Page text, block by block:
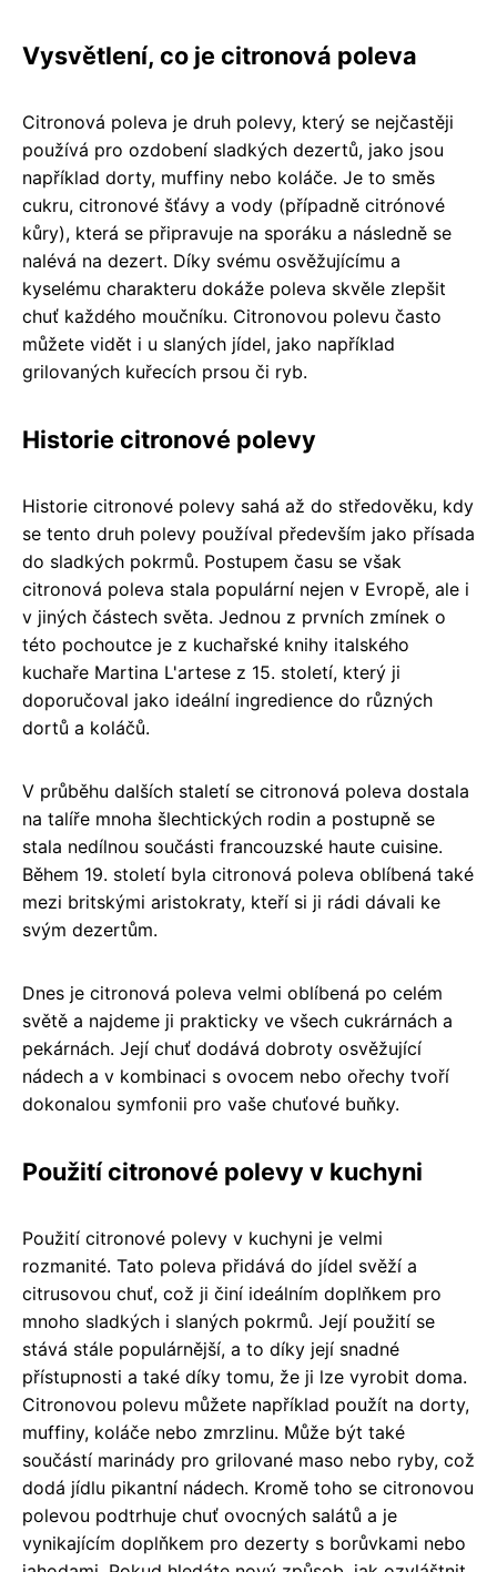
Vysvětlení, co je citronová poleva
Citronová poleva je druh polevy, který se nejčastěji
používá pro ozdobení sladkých dezertů, jako jsou
například dorty, muffiny nebo koláče. Je to směs
cukru, citronové šťávy a vody (případně citrónové
kůry), která se připravuje na sporáku a následně se
nalévá na dezert. Díky svému osvěžujícímu a
kyselému charakteru dokáže poleva skvěle zlepšit
chuť každého moučníku. Citronovou polevu často
můžete vidět i u slaných jídel, jako například
grilovaných kuřecích prsou či ryb.
Historie citronové polevy
Historie citronové polevy sahá až do středověku, kdy
se tento druh polevy používal především jako přísada
do sladkých pokrmů. Postupem času se však
citronová poleva stala populární nejen v Evropě, ale i
v jiných částech světa. Jednou z prvních zmínek o
této pochoutce je z kuchařské knihy italského
kuchaře Martina L'artese z 15. století, který ji
doporučoval jako ideální ingredience do různých
dortů a koláčů.
V průběhu dalších staletí se citronová poleva dostala
na talíře mnoha šlechtických rodin a postupně se
stala nedílnou součásti francouzské haute cuisine.
Během 19. století byla citronová poleva oblíbená také
mezi britskými aristokraty, kteří si ji rádi dávali ke
svým dezertům.
Dnes je citronová poleva velmi oblíbená po celém
světě a najdeme ji prakticky ve všech cukrárnách a
pekárnách. Její chuť dodává dobroty osvěžující
nádech a v kombinaci s ovocem nebo ořechy tvoří
dokonalou symfonii pro vaše chuťové buňky.
Použití citronové polevy v kuchyni
Použití citronové polevy v kuchyni je velmi
rozmanité. Tato poleva přidává do jídel svěží a
citrusovou chuť, což ji činí ideálním doplňkem pro
mnoho sladkých i slaných pokrmů. Její použití se
stává stále populárnější, a to díky její snadné
přístupnosti a také díky tomu, že ji lze vyrobit doma.
Citronovou polevu můžete například použít na dorty,
muffiny, koláče nebo zmrzlinu. Může být také
součástí marinády pro grilované maso nebo ryby, což
dodá jídlu pikantní nádech. Kromě toho se citronovou
polevou podtrhuje chuť ovocných salátů a je
vynikajícím doplňkem pro dezerty s borůvkami nebo